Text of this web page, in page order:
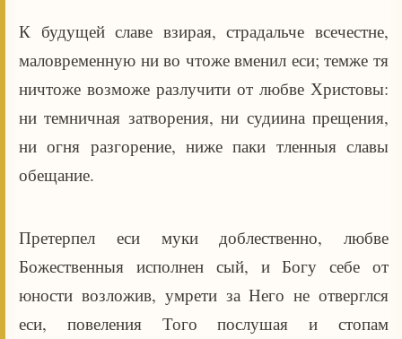
К будущей славе взирая, страдальче всечестне,
маловременную ни во чтоже вменил еси; темже тя
ничтоже возможе разлучити от любве Христовы:
ни темничная затворения, ни судиина прещения,
ни огня разгорение, ниже паки тленныя славы
обещание.
Претерпел еси муки доблественно, любве
Божественныя исполнен сый, и Богу себе от
юности возложив, умрети за Него не отверглся
еси, повеления Того послушая и стопам